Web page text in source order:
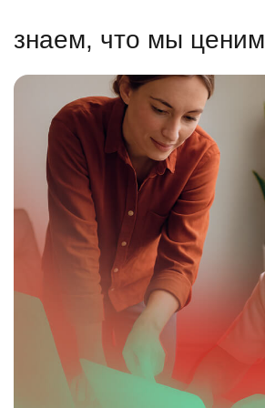
знаем, что мы ценим